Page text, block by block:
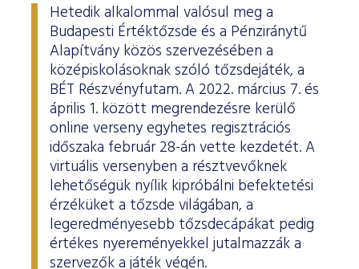
Hetedik alkalommal valósul meg a
Budapesti Értéktőzsde és a Pénziránytű
Alapítvány közös szervezésében a
középiskolásoknak szóló tőzsdejáték, a
BÉT Részvényfutam. A 2022. március 7. és
április 1. között megrendezésre kerülő
online verseny egyhetes regisztrációs
időszaka február 28-án vette kezdetét. A
virtuális versenyben a résztvevőknek
lehetőségük nyílik kipróbálni befektetési
érzéküket a tőzsde világában, a
legeredményesebb tőzsdecápákat pedig
értékes nyereményekkel jutalmazzák a
szervezők a játék végén.